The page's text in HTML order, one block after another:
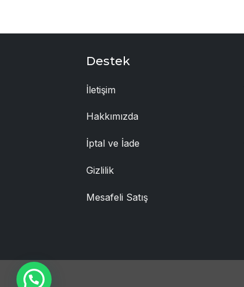
Destek
İletişim
Hakkımızda
İptal ve İade
Gizlilik
Mesafeli Satış